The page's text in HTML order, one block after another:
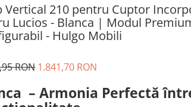
Vertical 210 pentru Cuptor
Lucios - Blanca | Modul
- Hulgo Mobili
RON 1.841,70 RON
– Armonia Perfectă